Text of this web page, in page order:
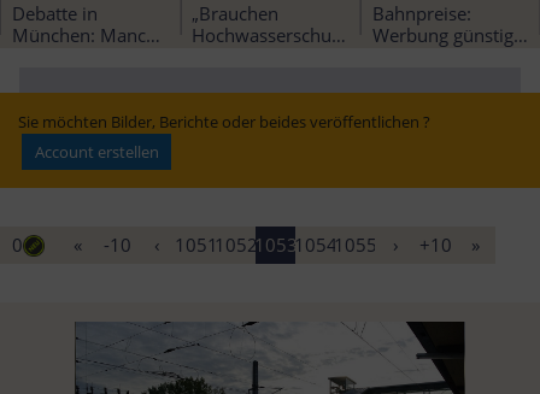
Bahn schafft erste
Korridorsanierung
Debatte in
München: Manche
„muss garantiert
werden“
„Brauchen
Hochwasserschutz
Basistunnels“ |
Kleine Zeitung
Sie möchten Bilder, Berichte oder beides veröffentlichen ?
Account erstellen
0 « -10 ‹ 10511052105310541055 › +10 »